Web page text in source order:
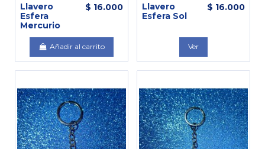
Llavero
Esfera
Mercurio
$ 16.000
Añadir al carrito
Llavero
Esfera Sol
$ 16.000
Ver